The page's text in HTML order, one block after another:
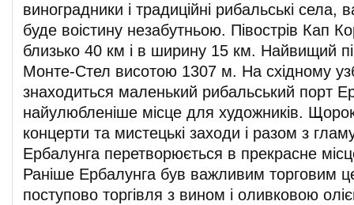
виноградники і традиційні рибальські села,
буде воістину незабутньою. Півострів Кап
близько 40 км і в ширину 15 км. Найвищий
Монте-Стел висотою 1307 м. На східному
знаходиться маленький рибальський порт
найулюбленіше місце для художників.
концерти та мистецькі заходи і разом з
Ербалунга перетворюється в прекрасне
Раніше Ербалунга був важливим торговим
поступово торгівля з вином і оливковою